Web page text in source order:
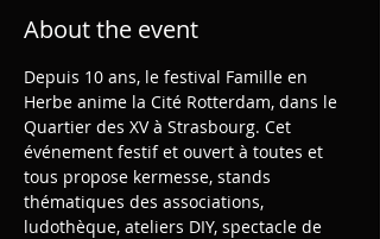
About the event
Depuis 10 ans, le festival Famille en
Herbe anime la Cité Rotterdam, dans le
Quartier des XV à Strasbourg. Cet
événement festif et ouvert à toutes et
tous propose kermesse, stands
thématiques des associations,
ludothèque, ateliers DIY, spectacle de